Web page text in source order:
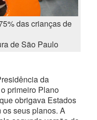
das crianças de
de São Paulo
da
primeiro Plano
obrigava Estados
seus planos. A